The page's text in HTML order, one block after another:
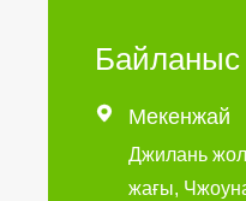
Байланыс
 Мекенжай
Джилань
жағы,